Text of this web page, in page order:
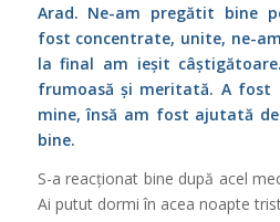
Arad. Ne-am pregătit bine
fost concentrate, unite, ne-
la final am ieșit
frumoasă și meritată. A fost
mine, însă am fost ajutată
bine.
S-a reacționat bine după acel
Ai putut dormi în acea noapte